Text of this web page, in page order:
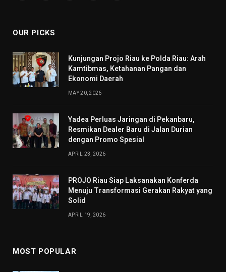
OUR PICKS
Kunjungan Projo Riau ke Polda Riau: Arah
Kamtibmas, Ketahanan Pangan dan
Ekonomi Daerah
MAY 20, 2026
Yadea Perluas Jaringan di Pekanbaru,
Resmikan Dealer Baru di Jalan Durian
dengan Promo Spesial
APRIL 23, 2026
PROJO Riau Siap Laksanakan Konferda
Menuju Transformasi Gerakan Rakyat yang
Solid
APRIL 19, 2026
MOST POPULAR